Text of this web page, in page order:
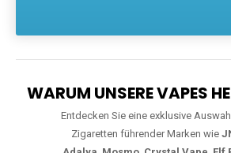
WARUM UNSERE VAPES
Entdecken Sie eine exklusive
Zigaretten führender Marken wie